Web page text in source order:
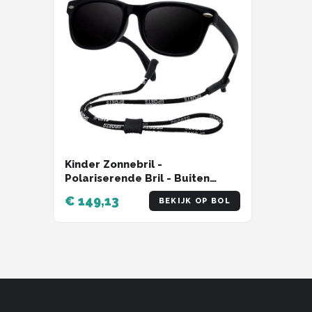
Kinder Zonnebril -
Polariserende Bril - Buiten
Spelen - Flexibel Onbreekbaar -
12.8 x 4 cm
€ 149,13 BEKIJK OP BOL